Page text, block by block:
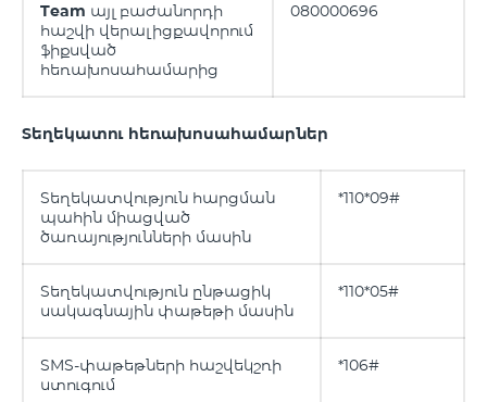
Team այլ բաժանորդի
հաշվի վերալիցքավորում
ֆիքսված
հեռախոսահամարից
080000696
Տեղեկատու հեռախոսահամարներ
Տեղեկատվություն հարցման
պահին միացված
ծառայությունների մասին
*110*09#
Տեղեկատվություն ընթացիկ
սակագնային փաթեթի մասին
*110*05#
SMS-փաթեթների հաշվեկշռի
ստուգում
*106#